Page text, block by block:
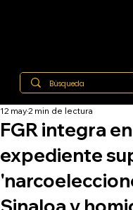
FGR integra
expediente
12 may2 min de lectura